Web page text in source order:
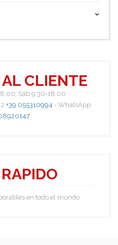
CLIENTE
Sáb 9.30-18.00
+39 055310994 - WhatsApp
en todo el mundo